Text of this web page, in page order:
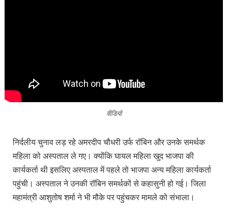
वीडियो
निर्दलीय चुनाव लड़ रहे अमरदीप चौधरी उर्फ रॉबिन और उनके समर्थक
महिला को अस्पताल ले गए। क्योंकि घायल महिला खुद भाजपा की
कार्यकर्ता थी इसलिए अस्पताल में पहले तो भाजपा अन्य महिला कार्यकर्ता
पहुंची। अस्पताल ने उनकी रॉबिन समर्थकों से कहासुनी हो गई। जिला
महामंत्री आशुतोष शर्मा ने भी मौके पर पहुंचकर मामले को संभाला।